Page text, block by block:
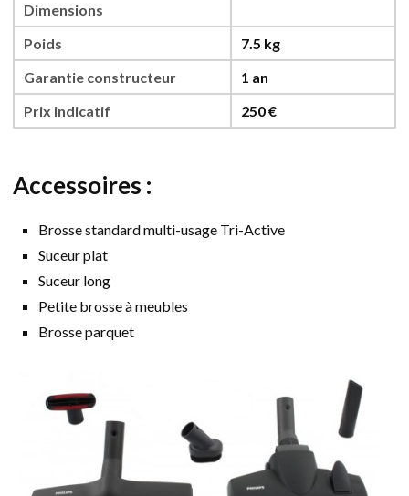
Dimensions
Poids
7.5 kg
Garantie constructeur
1 an
Prix indicatif
250 €
Accessoires :
Brosse standard multi-usage Tri-Active
Suceur plat
Suceur long
Petite brosse à meubles
Brosse parquet